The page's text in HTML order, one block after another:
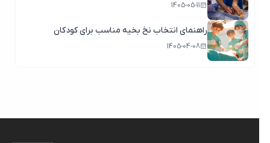
1405-05-11
راهنمای انتخاب نخ بخیه مناسب برای کودکان
1405-04-08